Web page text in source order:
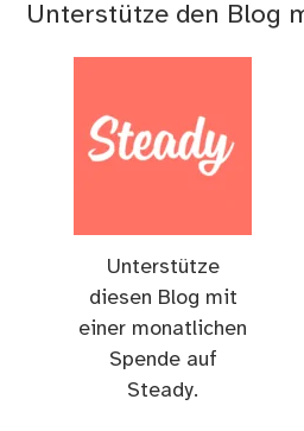
Unterstütze den Blog
Unterstütze
diesen Blog mit
einer monatlichen
Spende auf
Steady.